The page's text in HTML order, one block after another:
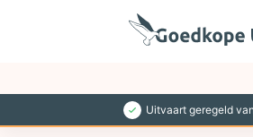
Uitvaart geregeld